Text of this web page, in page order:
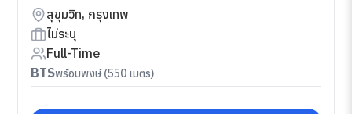
สุขุมวิท, กรุงเทพ
ไม่ระบุ
Full-Time
BTSพร้อมพงษ์ (550 เมตร)